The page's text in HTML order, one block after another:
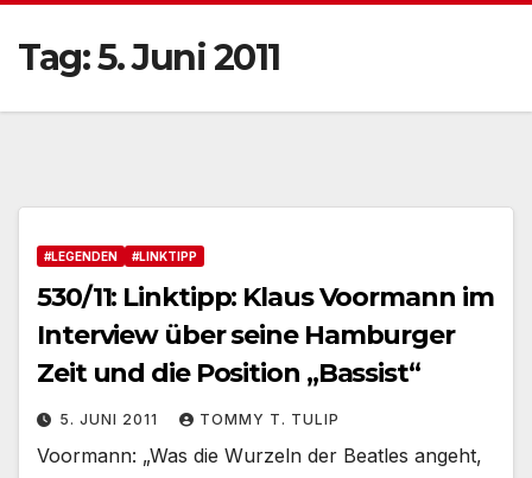
Tag:5. Juni 2011
#LEGENDEN #LINKTIPP
530/11: Linktipp: Klaus Voormann im
Interview über seine Hamburger
Zeit und die Position „Bassist“
5. JUNI 2011 TOMMY T. TULIP
Voormann: „Was die Wurzeln der Beatles angeht,